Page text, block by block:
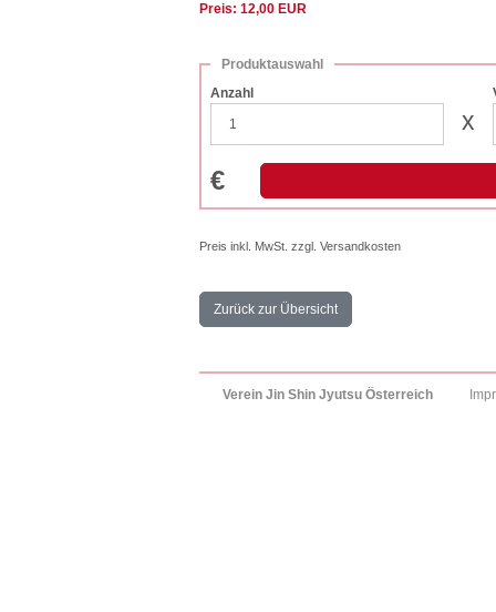
Preis: 12,00 EUR
Produktauswahl
Anzahl
x
€
Preis inkl. MwSt. zzgl. Versandkosten
Zurück zur Übersicht
Verein Jin Shin Jyutsu Österreich